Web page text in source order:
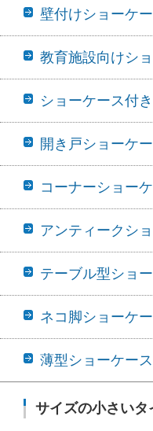
壁付けショーケ
教育施設向けシ
ショーケース付
開き戸ショーケ
コーナーショー
アンティークシ
テーブル型ショ
ネコ脚ショーケ
薄型ショーケース
サイズの小さいタ